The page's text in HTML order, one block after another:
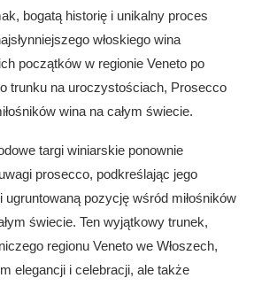
bogatą historię i unikalny proces
włoskiego wina
początków w regionie Veneto po
trunku na uroczystościach, Prosecco
wina na całym świecie.
targi winiarskie ponownie
prosecco, podkreślając jego
ugruntowaną pozycję wśród miłośników
świecie. Ten wyjątkowy trunek,
regionu Veneto we Włoszech,
elegancji i celebracji, ale także